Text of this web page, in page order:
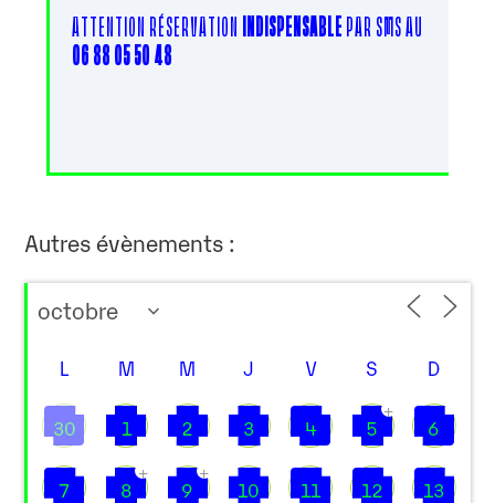
ATTENTION RÉSERVATIONINDISPENSABLEPAR SMS AU
06 88 05 50 48
Autres évènements :
L M M J V S D
30 1 2 3 4 5
+
6
7 8
+
9
+
10 11 12 13